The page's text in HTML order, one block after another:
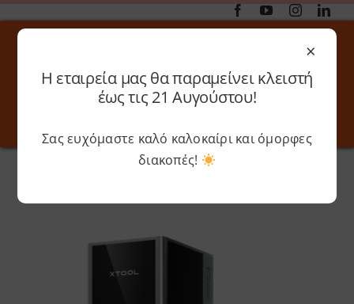
Μετάβαση
στο
Αναζήτηση
Toggle
Online 3D Printing
Toggle
xTool F2 Ultra Single Laser Full Bundle
×
Η εταιρεία μας θα παραμείνει κλειστή
έως τις 21 Αυγούστου!
Σας ευχόμαστε καλό καλοκαίρι και όμορφες
διακοπές!